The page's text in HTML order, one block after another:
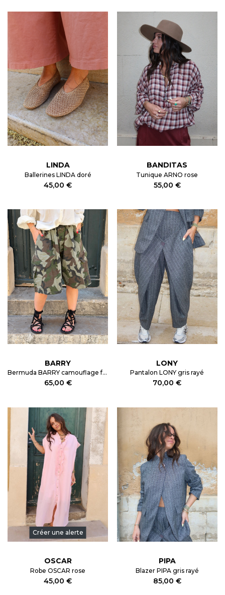
LINDA
Ballerines LINDA doré
45,00 €
BANDITAS
Tunique ARNO rose
55,00 €
BARRY
Bermuda BARRY camouflage foncé
65,00 €
LONY
Pantalon LONY gris rayé
70,00 €
Créer une alerte
OSCAR
Robe OSCAR rose
45,00 €
PIPA
Blazer PIPA gris rayé
85,00 €